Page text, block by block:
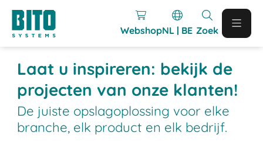
WebshopNL | BE Zoek
Laat u inspireren: bekijk de
projecten van onze klanten!
De juiste opslagoplossing voor elke
branche, elk product en elk bedrijf.